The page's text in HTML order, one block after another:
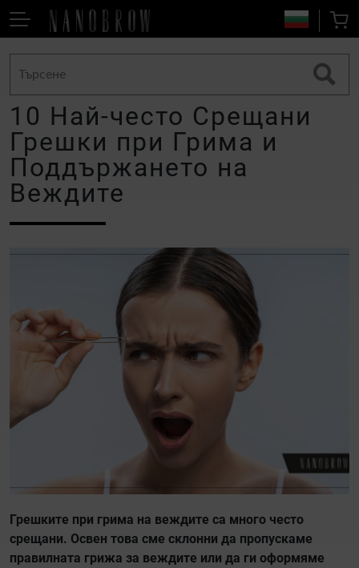
10 Най-често Срещани
Грешки при Грима и
Поддържането на
Веждите
Грешките при грима на веждите са много често
срещани. Освен това сме склонни да пропускаме
правилната грижа за веждите или да ги оформяме